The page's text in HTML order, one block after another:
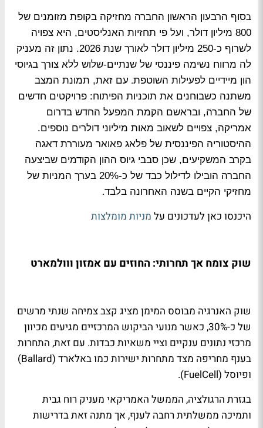
בסוף הרבעון הראשון החברה מחזיקה בקופת מזומנים של
800 מיליון דולר, ועל פי תחזיות האנליסטים, היא צפויה
לשרוף כ-250 מיליון דולר לאורך שנת 2026. נתון זה מעניק
לה מרווח נשימה פיננסי של שנתיים-שלוש ללא צורך בגיוסי
הון מיידיים לפעילות השוטפת. עם זאת, תמונת המצב
משתנה כשבוחנים את תוכניות הפיתוח: פרויקטים חדשים
של החברה, ובראשם הקמת המפעל החדש בדרום
אמריקה, צפויים לשאוב מאות מיליוני דולרים נוספים.
ההיסטוריה הפיננסית של פלאג פאואר מעוררת דאגה
בקרב המשקיעים, שכן סבבי גיוס ההון הקודמים שביצעה
החברה הובילו לדילול כבד של כ-20% בערך המניות של
מחזיקי הקיים בשנה האחרונה בלבד.
היכנסו כאן לעדכונים על מניות מומלצות
שוק צומח אך תחרותי: החוזים עם אמזון ווולמארט
שוק האנרגיה מבוסס המימן מציג קצב צמיחה שנתי מרשים
של כ-30%, כאשר מנועי הביקוש המרכזיים מגיעים מכיוון
מרכזי נתונים ענקיים וציי משאיות כבדות. עם זאת, התחרות
בענף מחריפה מצד מתחרות ישירות כמו באלארד (Ballard)
ופיוסל (FuelCell).
בגזרת הרגולציה, הממשל האמריקאי מעניק רוח גבית
ותמיכה ממשלתית רחבה לענף, אך מתנה זאת בדרישות